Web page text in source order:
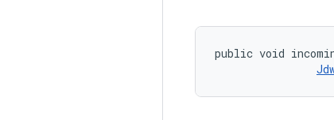
public void